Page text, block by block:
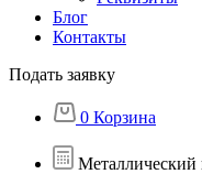
Блог
Контакты
Подать заявку
0 Корзина
Металлический